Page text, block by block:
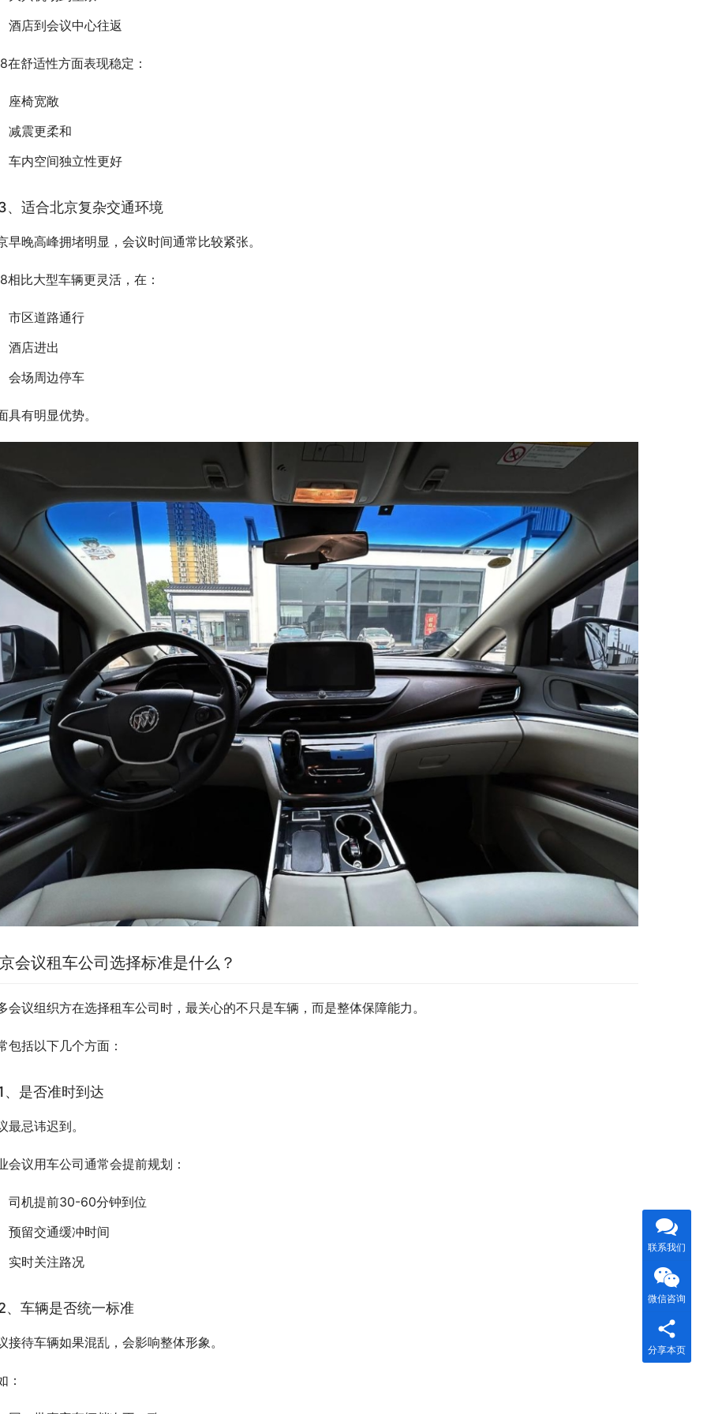
酒店到会议中心往返
在舒适性方面表现稳定：
座椅宽敞
减震更柔和
车内空间独立性更好
、适合北京复杂交通环境
早晚高峰拥堵明显，会议时间通常比较紧张。
相比大型车辆更灵活，在：
市区道路通行
酒店进出
会场周边停车
具有明显优势。
会议租车公司选择标准是什么？
会议组织方在选择租车公司时，最关心的不只是车辆，而是整体保障能力。
包括以下几个方面：
、是否准时到达
最忌讳迟到。
会议用车公司通常会提前规划：
司机提前30-60分钟到位
预留交通缓冲时间
实时关注路况
、车辆是否统一标准
接待车辆如果混乱，会影响整体形象。
：
联系我们
微信咨询
分享本页